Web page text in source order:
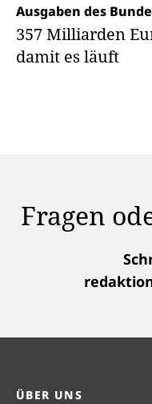
Ausgaben des
357 Milliarden
damit es läuft
Fragen
ÜBER UNS